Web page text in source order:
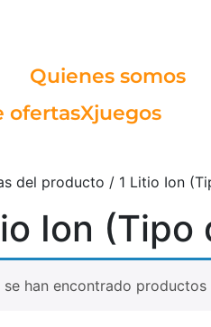
Quienes somos
ofertasXjuegos
del producto / ‎1 Litio Ion
Ion (Tipo
se han encontrado